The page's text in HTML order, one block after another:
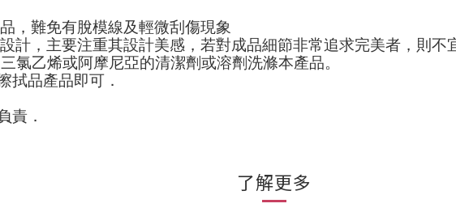
，難免有脫模線及輕微刮傷現象
計，主要注重其設計美感，若對成品細節非常追求完美者，則不
氯乙烯或阿摩尼亞的清潔劑或溶劑洗滌本產品。
拭品產品​​即可．
責．
了解更多